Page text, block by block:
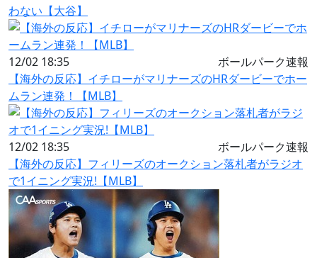
わない【大谷】
12/02 18:35
ボールパーク速報
【海外の反応】イチローがマリナーズのHRダービーでホー
ムラン連発！【MLB】
12/02 18:35
ボールパーク速報
【海外の反応】フィリーズのオークション落札者がラジオ
で1イニング実況!【MLB】